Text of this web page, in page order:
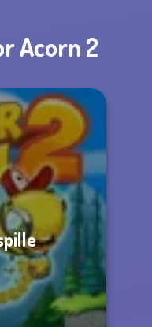
Acorn 2